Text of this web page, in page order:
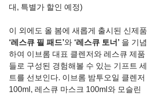
대, 특별가 할인 예정)
이 외에도 올 봄에 새롭게 출시된 신제품
‘레스큐 필 패드’와 ‘레스큐 토너’ 을 기념
하여 이브롬 대표 클렌저와 레스큐 제품
들로 구성된 경험해볼 수 있는 기프트 세
트를 선보인다. 이브롬 밤투오일 클렌저
100ml, 레스큐 마스크 100ml와 모슬린